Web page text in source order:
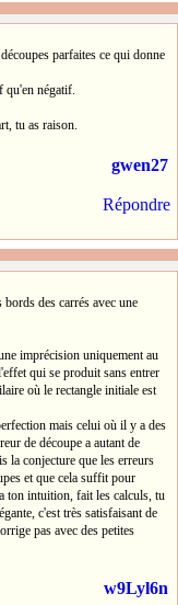
parfaites ce qui donne
qu'en négatif.
tu as raison.
gwen27
Répondre
des carrés avec une
imprécision uniquement au
qui se produit sans entrer
où le rectangle initiale est
mais celui où il y a des
de découpe a autant de
la conjecture que les erreurs
et que cela suffit pour
ton intuition, fait les calculs, tu
c'est très satisfaisant de
pas avec des petites
w9Lyl6n